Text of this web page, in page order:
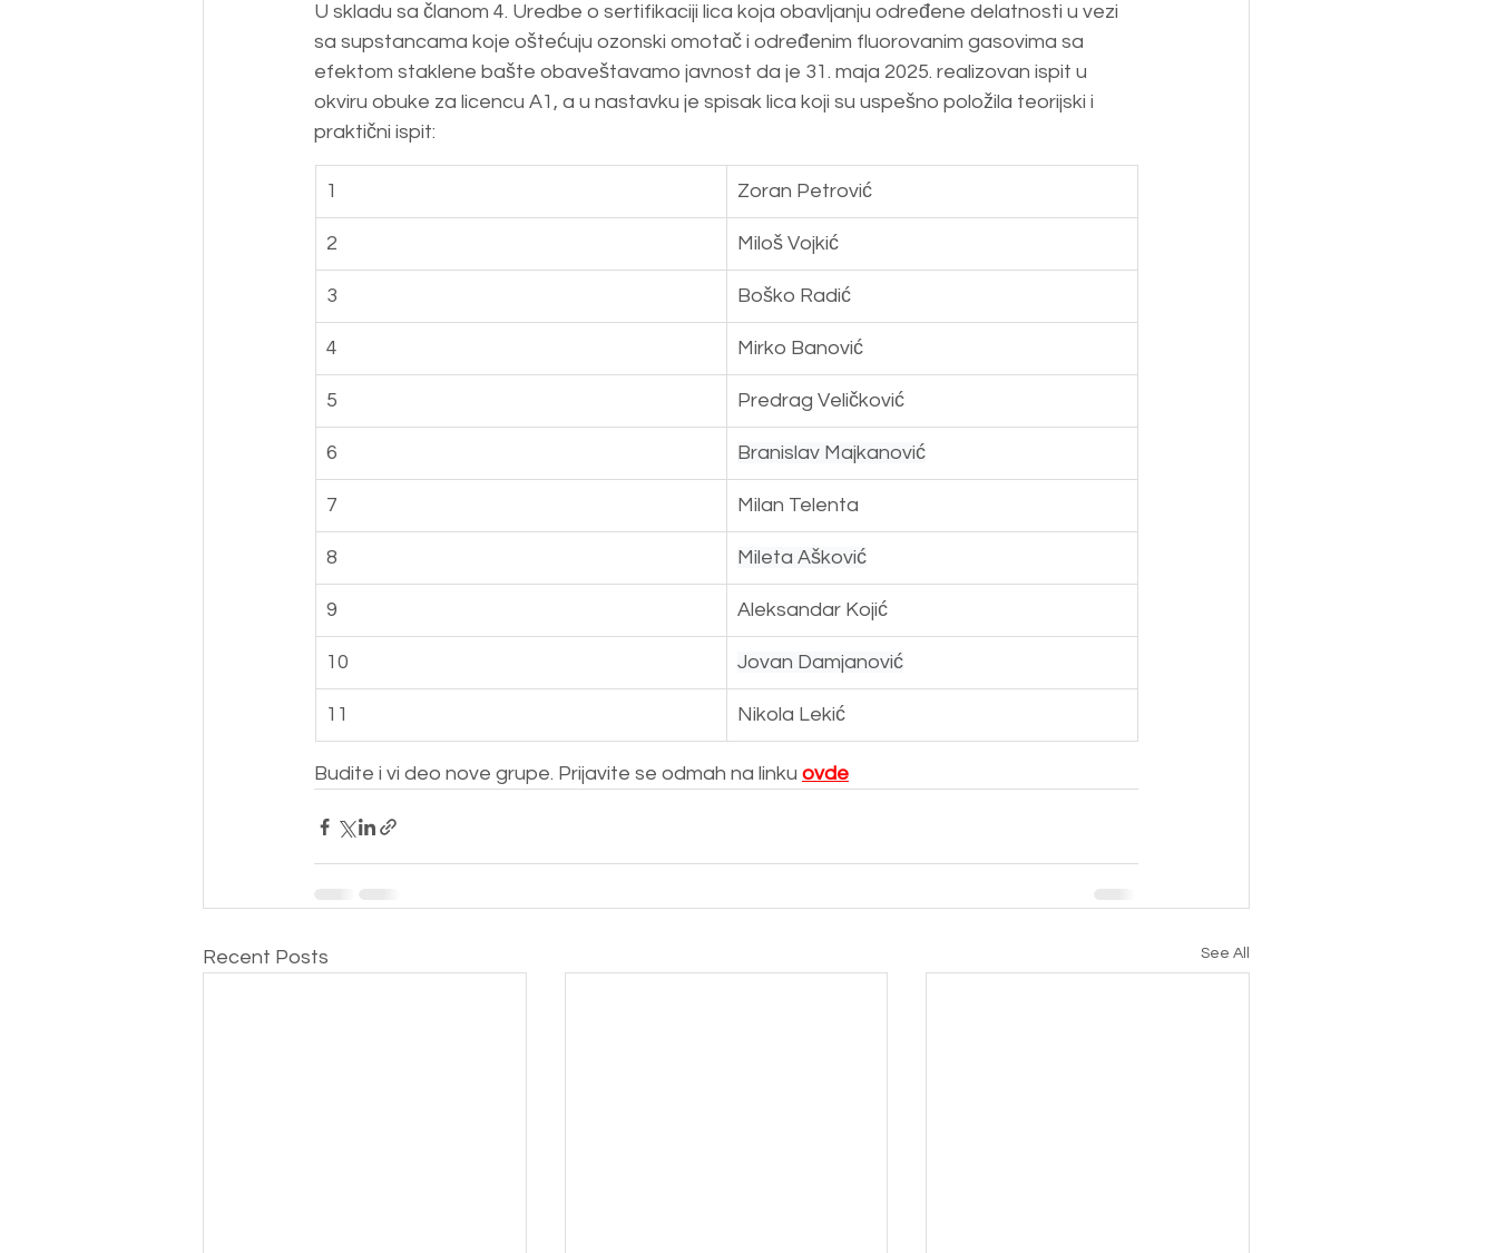
U skladu sa članom 4. Uredbe o sertifikaciji lica koja obavljanju određene delatnosti u vezi
sa supstancama koje oštećuju ozonski omotač i određenim fluorovanim gasovima sa
efektom staklene bašte obaveštavamo javnost da je 31. maja 2025. realizovan ispit u
okviru obuke za licencu A1, a u nastavku je spisak lica koji su uspešno položila teorijski i
praktični ispit:
1 Zoran Petrović
2 Miloš Vojkić
3 Boško Radić
4 Mirko Banović
5 Predrag Veličković
6 Branislav Majkanović
7 Milan Telenta
8 Mileta Ašković
9 Aleksandar Kojić
10 Jovan Damjanović
11 Nikola Lekić
Budite i vi deo nove grupe. Prijavite se odmah na linku ovde
Recent Posts See All